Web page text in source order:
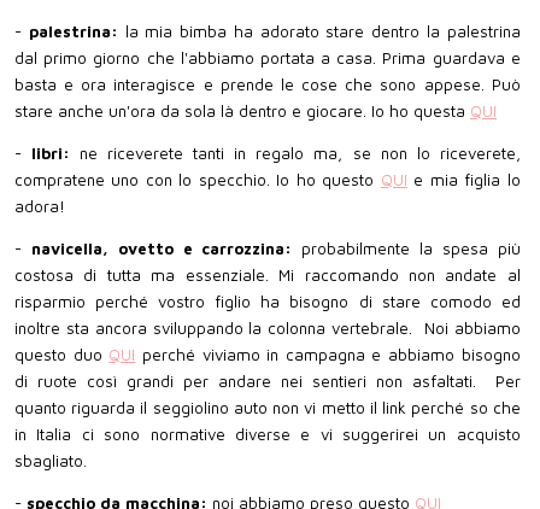
- palestrina: la mia bimba ha adorato stare dentro la palestrina
dal primo giorno che l'abbiamo portata a casa. Prima guardava e
basta e ora interagisce e prende le cose che sono appese. Può
stare anche un'ora da sola là dentro e giocare. Io ho questa QUI
- libri: ne riceverete tanti in regalo ma, se non lo riceverete,
compratene uno con lo specchio. Io ho questo QUI e mia figlia lo
adora!
- navicella, ovetto e carrozzina: probabilmente la spesa più
costosa di tutta ma essenziale. Mi raccomando non andate al
risparmio perché vostro figlio ha bisogno di stare comodo ed
inoltre sta ancora sviluppando la colonna vertebrale. Noi abbiamo
questo duo QUI perché viviamo in campagna e abbiamo bisogno
di ruote così grandi per andare nei sentieri non asfaltati. Per
quanto riguarda il seggiolino auto non vi metto il link perché so che
in Italia ci sono normative diverse e vi suggerirei un acquisto
sbagliato.
- specchio da macchina: noi abbiamo preso questo QUI